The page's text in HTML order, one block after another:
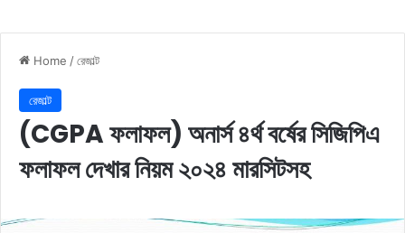
Home /রেজাল্ট
রেজাল্ট
(CGPA ফলাফল) অনার্স ৪র্থ বর্ষের সিজিপিএ
ফলাফল দেখার নিয়ম ২০২৪ মারসিটসহ